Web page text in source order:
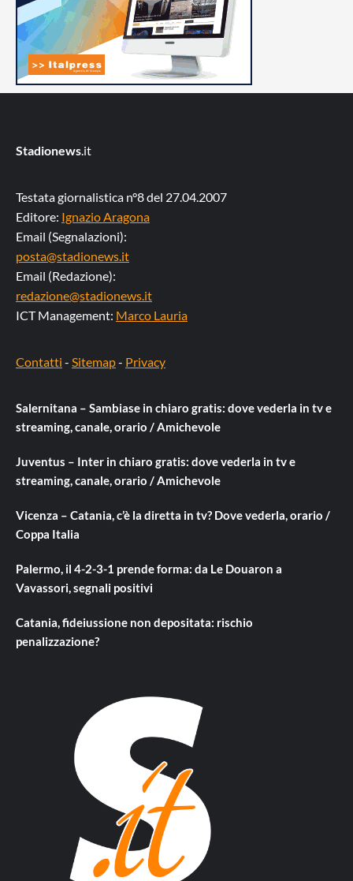
Stadionews.it
Testata giornalistica n°8 del 27.04.2007
Editore: Ignazio Aragona
Email (Segnalazioni):
posta@stadionews.it
Email (Redazione):
redazione@stadionews.it
ICT Management: Marco Lauria
Contatti - Sitemap- Privacy
Salernitana – Sambiase in chiaro gratis: dove vederla in tv e
streaming, canale, orario / Amichevole
Juventus – Inter in chiaro gratis: dove vederla in tv e
streaming, canale, orario / Amichevole
Vicenza – Catania, c’è la diretta in tv? Dove vederla, orario /
Coppa Italia
Palermo, il 4-2-3-1 prende forma: da Le Douaron a
Vavassori, segnali positivi
Catania, fideiussione non depositata: rischio
penalizzazione?